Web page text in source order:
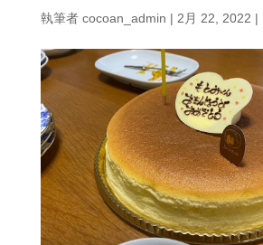
執筆者 cocoan_admin | 2月 22, 2022 |